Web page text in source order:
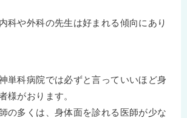
科や外科の先生は好まれる傾向にあり
単科病院では必ずと言っていいほど身
様がおります。
の多くは、身体面を診れる医師が少な